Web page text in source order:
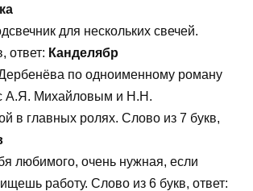
для нескольких свечей.
ответ: Канделябр
по одноименному роману
А.Я. Михайловым и Н.Н.
в главных ролях. Слово из 7 букв,
любимого, очень нужная, если
работу. Слово из 6 букв, ответ: